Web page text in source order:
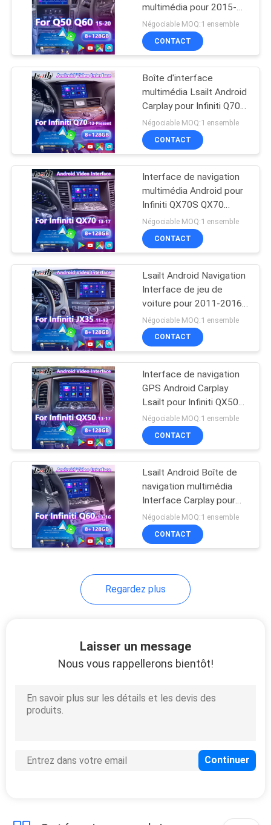
PLAN
SITE
PRIVACY
POLICY
NISSAN Multimedia
Interface
52
Lexus Android
Screen
32
Écran de multimédia
de voiture
Affichage de
multimédia de
voiture
Boîte de la voiture AI
multimédia pour 2015-
2020 Infiniti Q50 Q60
Q50s Q50L Q60S
Négociable MOQ:1 ensemble
CONTACT
Boîte d'interface
multimédia Lsailt Android
Carplay pour Infiniti Q70S
Q70L Q70 2013-2023
Négociable MOQ:1 ensemble
CONTACT
Interface de navigation
multimédia Android pour
Infiniti QX70S QX70
2013-2017
Négociable MOQ:1 ensemble
CONTACT
Lsailt Android Navigation
Interface de jeu de
voiture pour 2011-2016
Infiniti JX35 QX60
Négociable MOQ:1 ensemble
CONTACT
Interface de navigation
GPS Android Carplay
Lsailt pour Infiniti QX50
2013-2017
Négociable MOQ:1 ensemble
CONTACT
Lsailt Android Boîte de
navigation multimédia
Interface Carplay pour
2013-2016 Infiniti Q40
Q60 Q60S
Négociable MOQ:1 ensemble
CONTACT
Regardez plus
Laisser un message
Nous vous rappellerons bientôt!